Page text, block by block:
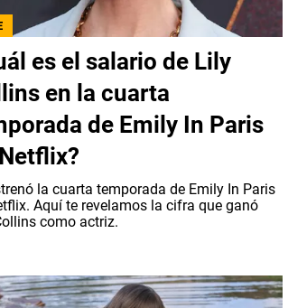
es el salario de Lily
en la cuarta
de Emily In Paris
la cuarta temporada de Emily In Paris
Aquí te revelamos la cifra que ganó
como actriz.